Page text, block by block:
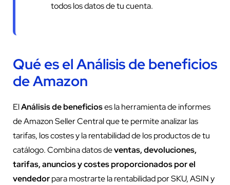
todos los datos de tu cuenta.
Qué es el Análisis de beneficios
de Amazon
ElAnálisis de beneficioses la herramienta de informes
de Amazon Seller Central que te permite analizar las
tarifas, los costes y la rentabilidad de los productos de tu
catálogo. Combina datos deventas, devoluciones,
tarifas, anuncios y costes proporcionados por el
vendedorpara mostrarte la rentabilidad por SKU, ASIN y